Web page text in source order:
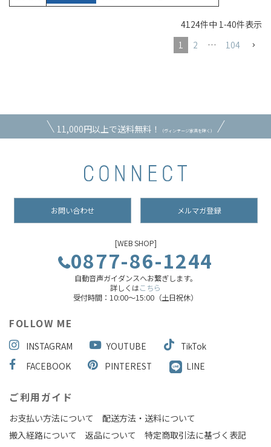
4124件中 1 -40件表示
1
2 … 104
11,000円以上で送料無料！ （ヴィンテージ家具を除く）
お問い合わせ メルマガ登録
[WEB SHOP]
0877-86-1244
自動音声ガイダンスへお繋ぎします。
詳しくはこちら
受付時間：10:00～15:00（土日祝休）
FOLLOW ME
INSTAGRAM YOUTUBE
TikTok
FACEBOOK
PINTEREST LINE
ご利用ガイド
お支払い方法について
配送方法・送料について
搬入経路について
返品について
特定商取引法に基づく表記